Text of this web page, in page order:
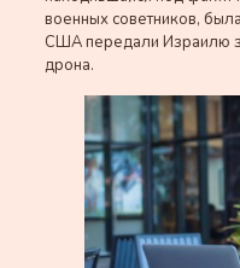
военных советников,
США передали Израилю
дрона.